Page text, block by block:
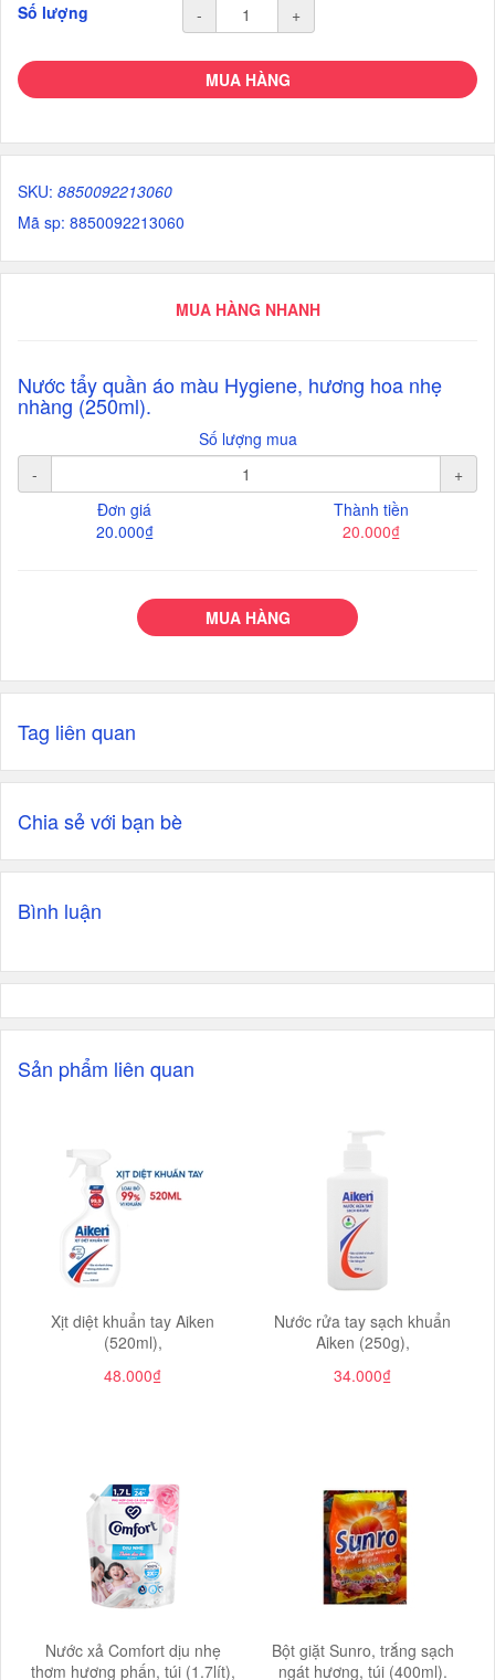
Số lượng - +
MUA HÀNG
SKU: 8850092213060
Mã sp: 8850092213060
MUA HÀNG NHANH
Nước tẩy quần áo màu Hygiene, hương hoa nhẹ
nhàng (250ml).
Số lượng mua
-
+
Đơn giá
20.000₫
Thành tiền
20.000₫
MUA HÀNG
Tag liên quan
Chia sẻ với bạn bè
Bình luận
Sản phẩm liên quan
Xịt diệt khuẩn tay Aiken
(520ml),
48.000₫
Nước rửa tay sạch khuẩn
Aiken (250g),
34.000₫
Nước xả Comfort dịu nhẹ
thơm hương phấn, túi (1.7lít),
Bột giặt Sunro, trắng sạch
ngát hương, túi (400ml).